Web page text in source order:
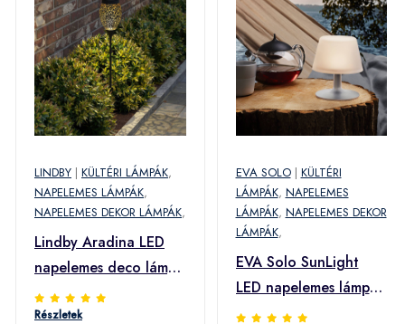
LINDBY | KÜLTÉRI LÁMPÁK,
NAPELEMES LÁMPÁK,
NAPELEMES DEKOR LÁMPÁK,
Lindby Aradina LED
napelemes deco lámpa
földbe sz.
Részletek
EVA SOLO| KÜLTÉRI
LÁMPÁK, NAPELEMES
LÁMPÁK, NAPELEMES DEKOR
LÁMPÁK,
EVA Solo SunLight
LED napelemes lámpa
dermedt